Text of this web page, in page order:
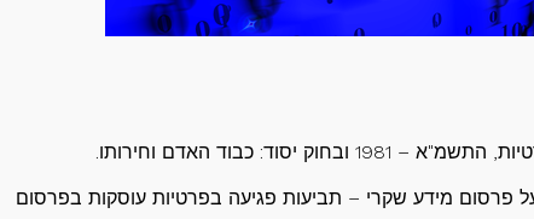
כבוד האדם וחירותו.
פרסום מידע שקרי – תביעות פגיעה בפרטיות עוסקות בפרסום